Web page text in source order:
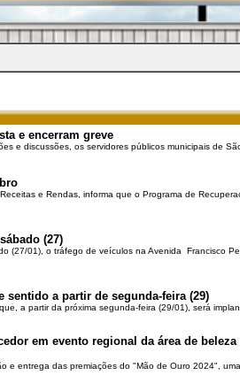
e encerram greve
e discussões, os servidores públicos municipais de
e Rendas, informa que o Programa de
(27)
(27/01), o tráfego de veículos na Avenida Francisco
sentido a partir de segunda-feira (29)
a partir da próxima segunda-feira (29/01), será
em evento regional da área de
e entrega das premiações do "Mão de Ouro 2024", uma